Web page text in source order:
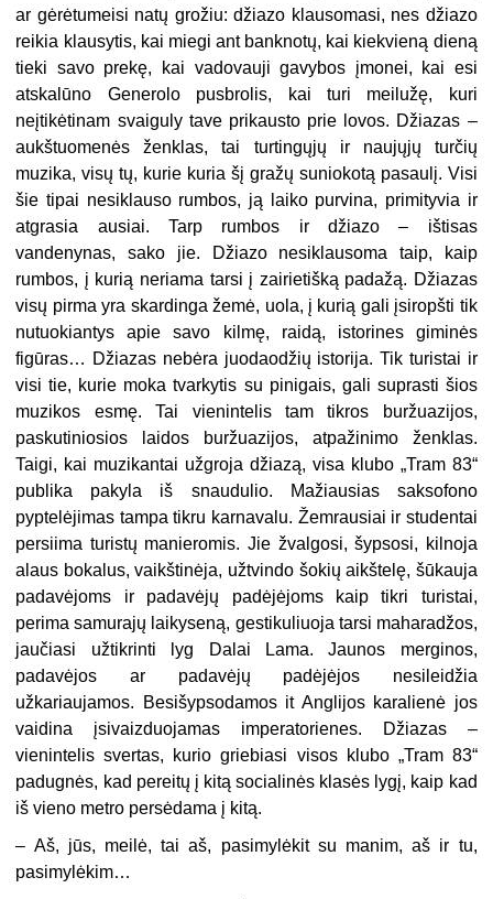
ar gėrėtumeisi natų grožiu: džiazo klausomasi, nes džiazo
reikia klausytis, kai miegi ant banknotų, kai kiekvieną dieną
tieki savo prekę, kai vadovauji gavybos įmonei, kai esi
atskalūno Generolo pusbrolis, kai turi meilužę, kuri
neįtikėtinam svaiguly tave prikausto prie lovos. Džiazas –
aukštuomenės ženklas, tai turtingųjų ir naujųjų turčių
muzika, visų tų, kurie kuria šį gražų suniokotą pasaulį. Visi
šie tipai nesiklauso rumbos, ją laiko purvina, primityvia ir
atgrasia ausiai. Tarp rumbos ir džiazo – ištisas
vandenynas, sako jie. Džiazo nesiklausoma taip, kaip
rumbos, į kurią neriama tarsi į zairietišką padažą. Džiazas
visų pirma yra skardinga žemė, uola, į kurią gali įsiropšti tik
nutuokiantys apie savo kilmę, raidą, istorines giminės
figūras… Džiazas nebėra juodaodžių istorija. Tik turistai ir
visi tie, kurie moka tvarkytis su pinigais, gali suprasti šios
muzikos esmę. Tai vienintelis tam tikros buržuazijos,
paskutiniosios laidos buržuazijos, atpažinimo ženklas.
Taigi, kai muzikantai užgroja džiazą, visa klubo „Tram 83“
publika pakyla iš snaudulio. Mažiausias saksofono
pyptelėjimas tampa tikru karnavalu. Žemrausiai ir studentai
persiima turistų manieromis. Jie žvalgosi, šypsosi, kilnoja
alaus bokalus, vaikštinėja, užtvindo šokių aikštelę, šūkauja
padavėjoms ir padavėjų padėjėjoms kaip tikri turistai,
perima samurajų laikyseną, gestikuliuoja tarsi maharadžos,
jaučiasi užtikrinti lyg Dalai Lama. Jaunos merginos,
padavėjos ar padavėjų padėjėjos nesileidžia
užkariaujamos. Besišypsodamos it Anglijos karalienė jos
vaidina įsivaizduojamas imperatorienes. Džiazas –
vienintelis svertas, kurio griebiasi visos klubo „Tram 83“
padugnės, kad pereitų į kitą socialinės klasės lygį, kaip kad
iš vieno metro persėdama į kitą.
– Aš, jūs, meilė, tai aš, pasimylėkit su manim, aš ir tu,
pasimylėkim…